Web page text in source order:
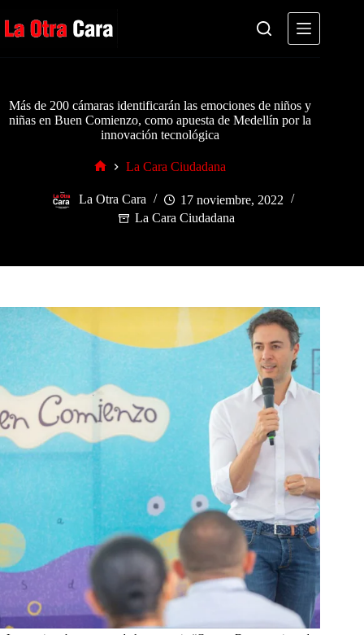
al
contenido
Más de 200 cámaras identificarán las emociones de niños y
niñas en Buen Comienzo, como apuesta de Medellín por la
innovación tecnológica
La Cara Ciudadana
La Otra Cara
17 noviembre, 2022
La Cara Ciudadana